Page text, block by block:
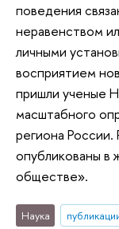
поведения
неравенством
личными
восприятием
пришли ученые
масштабного
региона России.
опубликованы в
обществе».
Наука